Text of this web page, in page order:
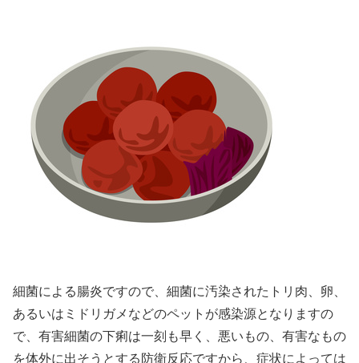
細菌による腸炎ですので、細菌に汚染されたトリ肉、卵、
あるいはミドリガメなどのペットが感染源となりますの
で、有害細菌の下痢は一刻も早く、悪いもの、有害なもの
を体外に出そうとする防衛反応ですから、症状によっては